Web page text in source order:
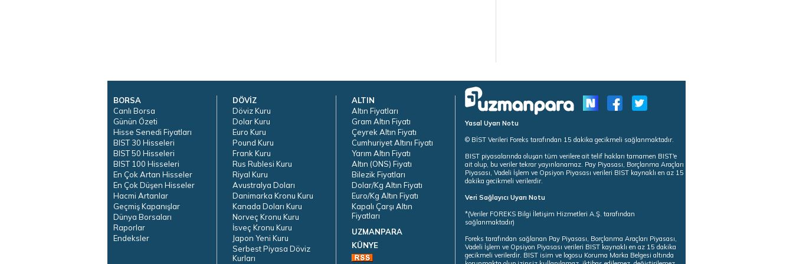
BORSA
Canlı Borsa
Günün Özeti
Hisse Senedi Fiyatları
BIST 30 Hisseleri
BIST 50 Hisseleri
BIST 100 Hisseleri
En Çok Artan Hisseler
En Çok Düşen Hisseler
Hacmi Artanlar
Geçmiş Kapanışlar
Dünya Borsaları
Raporlar
Endeksler
DÖVİZ
Döviz Kuru
Dolar Kuru
Euro Kuru
Pound Kuru
Frank Kuru
Rus Rublesi Kuru
Riyal Kuru
Avustralya Doları
Danimarka Kronu Kuru
Kanada Doları Kuru
Norveç Kronu Kuru
İsveç Kronu Kuru
Japon Yeni Kuru
Serbest Piyasa Döviz
Kurları
ALTIN
Altın Fiyatları
Gram Altın Fiyatı
Çeyrek Altın Fiyatı
Cumhuriyet Altını Fiyatı
Yarım Altın Fiyatı
Altın (ONS) Fiyatı
Bilezik Fiyatları
Dolar/Kg Altın Fiyatı
Euro/Kg Altın Fiyatı
Kapalı Çarşı Altın
Fiyatları
UZMANPARA
KÜNYE
Yasal Uyarı Notu
© BİST Verileri Foreks tarafından 15 dakika gecikmeli sağlanmaktadır.
BIST piyasalarında oluşan tüm verilere ait telif hakları tamamen BIST'e
ait olup, bu veriler tekrar yayınlanamaz. Pay Piyasası, Borçlanma Araçları
Piyasası, Vadeli İşlem ve Opsiyon Piyasası verileri BIST kaynaklı en az 15
dakika gecikmeli verilerdir.
Veri Sağlayıcı Uyarı Notu
*(Veriler FOREKS Bilgi İletişim Hizmetleri A.Ş. tarafından
sağlanmaktadır)
Foreks tarafından sağlanan Pay Piyasası, Borçlanma Araçları Piyasası,
Vadeli İşlem ve Opsiyon Piyasası verileri BIST kaynaklı en az 15 dakika
gecikmeli verilerdir. BIST isim ve logosu Koruma Marka Belgesi altında